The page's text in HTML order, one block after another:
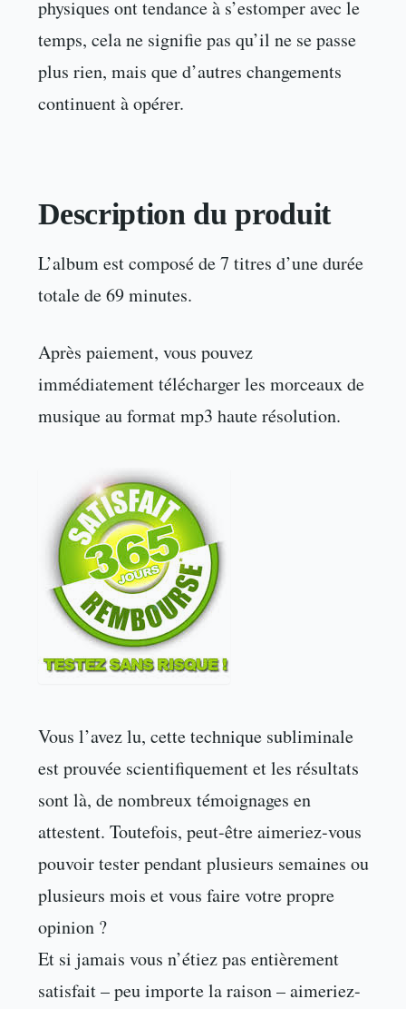
physiques ont tendance à s’estomper avec le
temps, cela ne signifie pas qu’il ne se passe
plus rien, mais que d’autres changements
continuent à opérer.
Description du produit
L’album est composé de 7 titres d’une durée
totale de 69 minutes.
Après paiement, vous pouvez
immédiatement télécharger les morceaux de
musique au format mp3 haute résolution.
Vous l’avez lu, cette technique subliminale
est prouvée scientifiquement et les résultats
sont là, de nombreux témoignages en
attestent. Toutefois, peut-être aimeriez-vous
pouvoir tester pendant plusieurs semaines ou
plusieurs mois et vous faire votre propre
opinion ?
Et si jamais vous n’étiez pas entièrement
satisfait – peu importe la raison – aimeriez-